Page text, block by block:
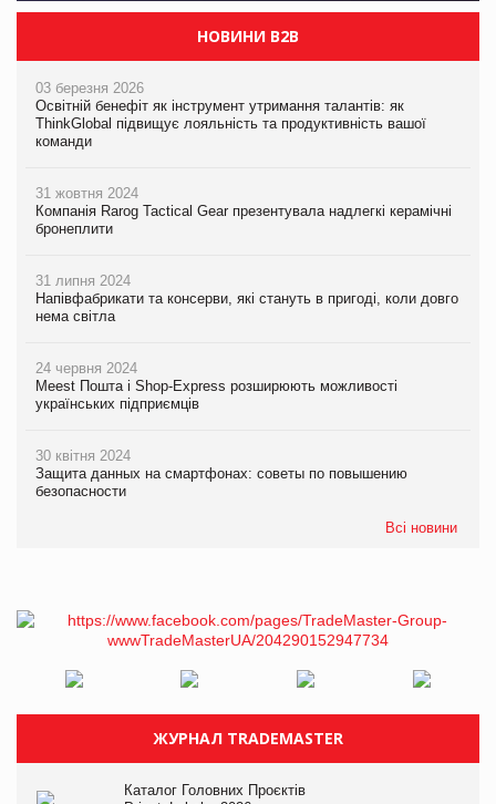
НОВИНИ B2B
03 березня 2026
Освітній бенефіт як інструмент утримання талантів: як
ThinkGlobal підвищує лояльність та продуктивність вашої
команди
31 жовтня 2024
Компанія Rarog Tactical Gear презентувала надлегкі керамічні
бронеплити
31 липня 2024
Напівфабрикати та консерви, які стануть в пригоді, коли довго
нема світла
24 червня 2024
Meest Пошта і Shop-Express розширюють можливості
українських підприємців
30 квітня 2024
Защита данных на смартфонах: советы по повышению
безопасности
Всі новини
ЖУРНАЛ TRADEMASTER
Каталог Головних Проєктів